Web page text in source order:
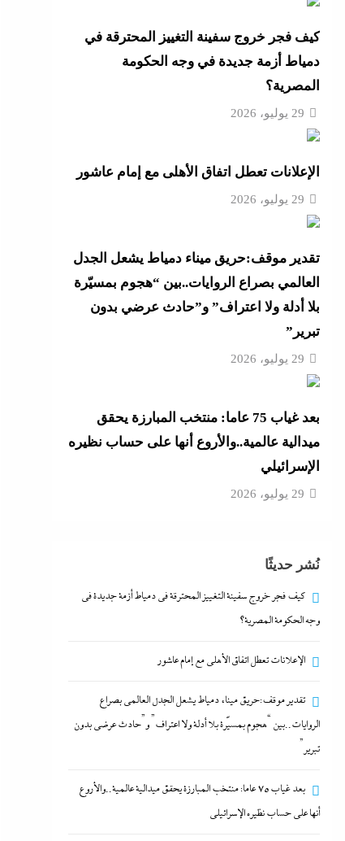
كيف فجر خروج سفينة التغييز المحترقة في
دمياط أزمة جديدة في وجه الحكومة
المصرية؟
29 يوليو، 2026
الإعلانات تعطل اتفاق الأهلى مع إمام عاشور
29 يوليو، 2026
تقدير موقف:حريق ميناء دمياط يشعل الجدل
العالمي بصراع الروايات..بين “هجوم بمسيّرة
بلا أدلة ولا اعتراف” و”حادث عرضي بدون
تبرير”
29 يوليو، 2026
بعد غياب 75 عاما: منتخب المبارزة يحقق
ميدالية عالمية..والأروع أنها على حساب نظيره
الإسرائيلي
29 يوليو، 2026
نُشر حديثًا
كيف فجر خروج سفينة التغييز المحترقة في دمياط أزمة جديدة في
وجه الحكومة المصرية؟
الإعلانات تعطل اتفاق الأهلى مع إمام عاشور
تقدير موقف:حريق ميناء دمياط يشعل الجدل العالمي بصراع
الروايات..بين “هجوم بمسيّرة بلا أدلة ولا اعتراف” و”حادث عرضي بدون
تبرير”
بعد غياب 75 عاما: منتخب المبارزة يحقق ميدالية عالمية..والأروع
أنها على حساب نظيره الإسرائيلي